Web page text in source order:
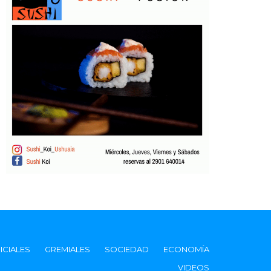
GREMIALES SOCIEDAD
ECONOMÍA
VIDEOS